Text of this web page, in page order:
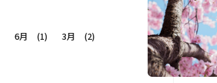
6月 (1)
3月 (2)